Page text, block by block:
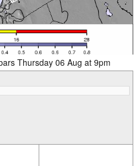
Thursday 06 Aug at 9pm